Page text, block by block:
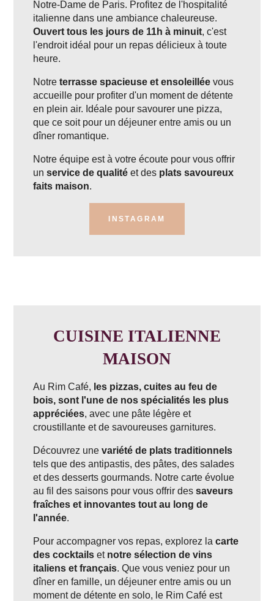
Notre-Dame de Paris. Profitez de l'hospitalité
italienne dans une ambiance chaleureuse.
Ouvert tous les jours de 11h à minuit, c'est
l'endroit idéal pour un repas délicieux à toute
heure.
Notreterrasse spacieuse et ensoleillée vous
accueille pour profiter d'un moment de détente
en plein air. Idéale pour savourer une pizza,
que ce soit pour un déjeuner entre amis ou un
dîner romantique.
Notre équipe est à votre écoute pour vous offrir
unservice de qualité et des plats savoureux
faits maison.
INSTAGRAM
CUISINE ITALIENNE
MAISON
Au Rim Café, les pizzas, cuites au feu de
bois, sont l'une de nos spécialités les plus
appréciées, avec une pâte légère et
croustillante et de savoureuses garnitures.
Découvrez unevariété de plats traditionnels
tels que des antipastis, des pâtes, des salades
et des desserts gourmands. Notre carte évolue
au fil des saisons pour vous offrir dessaveurs
fraîches et innovantes tout au long de
l'année.
Pour accompagner vos repas, explorez lacarte
des cocktails et notre sélection de vins
italiens et français. Que vous veniez pour un
dîner en famille, un déjeuner entre amis ou un
moment de détente en solo, le Rim Café est